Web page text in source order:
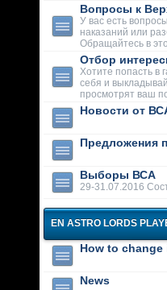
Вопросы к
У вас есть
наказаний или
Обращайтесь в
Отбор
Хотите попасть в
себя и
просмотрят ваш
Новости от
Предложения
Выборы ВСА
29-31.07.2016
EN ASTRO LORDS
How to
News